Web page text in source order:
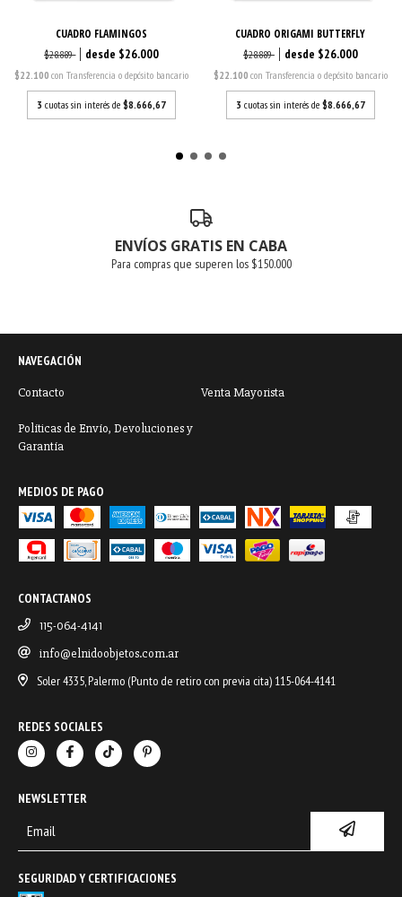
CUADRO FLAMINGOS
$28.889 $26.000
$22.100con Transferencia o depósito bancario
3 cuotas sin interés de$8.666,67
CUADRO ORIGAMI BUTTERFLY
$28.889 $26.000
$22.100 con Transferencia o depósito bancario
3 cuotas sin interés de $8.666,67
ENVÍOS GRATIS EN CABA
Para compras que superen los $150.000
NAVEGACIÓN
Contacto Venta Mayorista
Políticas de Envío, Devoluciones y
Garantía
MEDIOS DE PAGO
CONTACTANOS
115-064-4141
info@elnidoobjetos.com.ar
Soler 4335, Palermo (Punto de retiro con previa cita) 115-064-4141
REDES SOCIALES
NEWSLETTER
SEGURIDAD Y CERTIFICACIONES